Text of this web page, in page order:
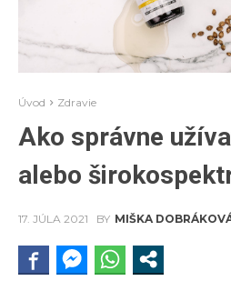
Úvod Zdravie
Ako správne
alebo
17. JÚLA 2021 BY MIŠKA